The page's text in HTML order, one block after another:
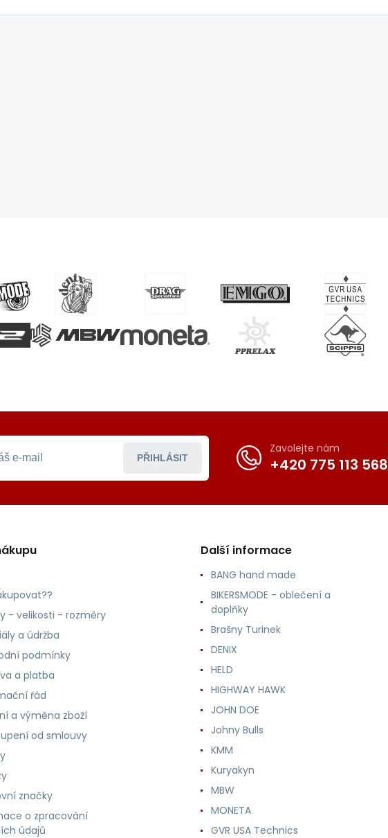
PŘIHLÁSIT
Zavolejte nám
+420 775 113 568
- velikosti - rozměry
a údržba
podmínky
a platba
řád
a výměna zboží
od smlouvy
značky
o zpracování
údajů
Další informace
BANG hand made
BIKERSMODE - oblečení a
doplňky
Brašny Turinek
DENIX
HELD
HIGHWAY HAWK
JOHN DOE
Johny Bulls
KMM
Kuryakyn
MBW
MONETA
GVR USA Technics